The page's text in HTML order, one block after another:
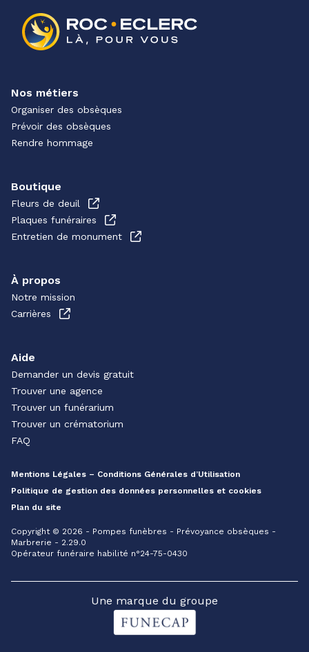
Nos métiers
Organiser des obsèques
Prévoir des obsèques
Rendre hommage
Boutique
Fleurs de deuil
Plaques funéraires
Entretien de monument
À propos
Notre mission
Carrières
Aide
Demander un devis gratuit
Trouver une agence
Trouver un funérarium
Trouver un crématorium
FAQ
Mentions Légales – Conditions Générales d’Utilisation
Politique de gestion des données personnelles et cookies
Plan du site
Copyright © 2026 - Pompes funèbres - Prévoyance obsèques -
Marbrerie - 2.29.0
Opérateur funéraire habilité n°24-75-0430
Une marque du groupe